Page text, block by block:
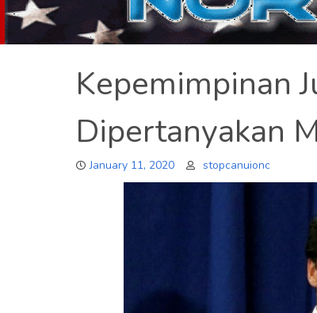
Kepemimpinan
Dipertanyakan
January 11, 2020 stopcanuionc